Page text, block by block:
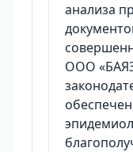
анализа
ООО